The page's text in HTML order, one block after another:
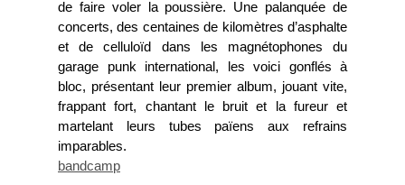
de faire voler la poussière. Une palanquée de
concerts, des centaines de kilomètres d’asphalte
et de celluloïd dans les magnétophones du
garage punk international, les voici gonflés à
bloc, présentant leur premier album, jouant vite,
frappant fort, chantant le bruit et la fureur et
martelant leurs tubes païens aux refrains
imparables.
bandcamp